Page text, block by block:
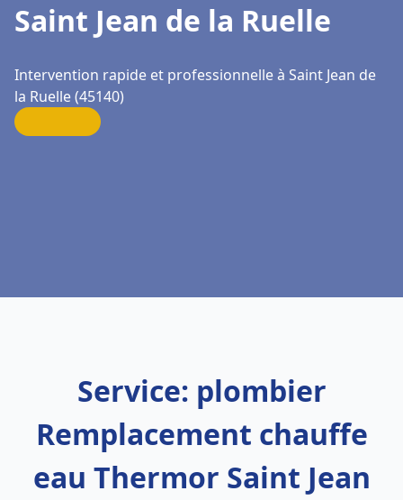
Saint Jean de la Ruelle
Intervention rapide et professionnelle à Saint Jean de
la Ruelle (45140)
Service: plombier
Remplacement chauffe
eau Thermor Saint Jean